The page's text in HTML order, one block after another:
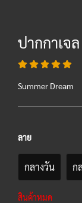
ปากกาเจ
Summer Dream
ลาย
กลางวัน ก
สินค้าหมด